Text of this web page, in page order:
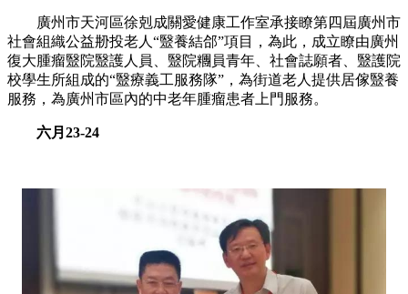
廣州市天河區徐剋成關愛健康工作室承接瞭第四屆廣州市
社會組織公益刱投老人“毉養結郃”項目，為此，成立瞭由廣州
復大腫瘤毉院毉護人員、毉院糰員青年、社會誌願者、毉護院
校學生所組成的“毉療義工服務隊”，為街道老人提供居傢毉養
服務，為廣州市區內的中老年腫瘤患者上門服務。
六月23-24